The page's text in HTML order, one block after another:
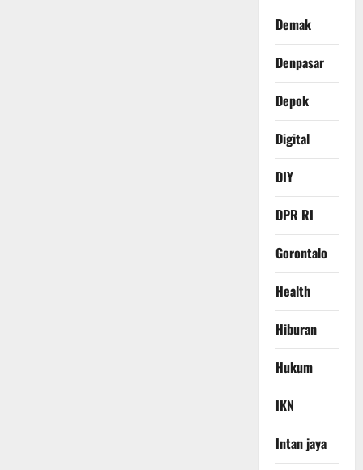
Demak
Denpasar
Depok
Digital
DIY
DPR RI
Gorontalo
Health
Hiburan
Hukum
IKN
Intan jaya